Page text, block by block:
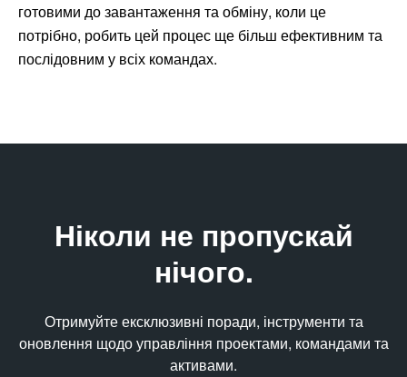
готовими до завантаження та обміну, коли це
потрібно, робить цей процес ще більш ефективним та
послідовним у всіх командах.
Ніколи не пропускай
нічого.
Отримуйте ексклюзивні поради, інструменти та
оновлення щодо управління проектами, командами та
активами.